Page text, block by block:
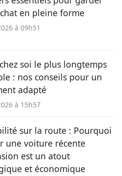
en pleine forme
à 09h51
soi le plus longtemps
: nos conseils pour un
adapté
à 15h57
sur la route : Pourquoi
une voiture récente
est un atout
et économique